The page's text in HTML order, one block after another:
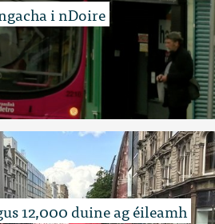
i nDoire
12,000 duine ag éileamh